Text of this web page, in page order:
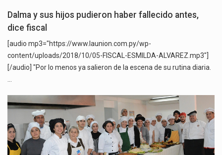
Dalma y sus hijos pudieron haber fallecido antes,
dice fiscal
[audio mp3="https://www.launion.com.py/wp-
content/uploads/2018/10/05-FISCAL-ESMILDA-ALVAREZ.mp3"]
[/audio] "Por lo menos ya salieron de la escena de su rutina diaria.